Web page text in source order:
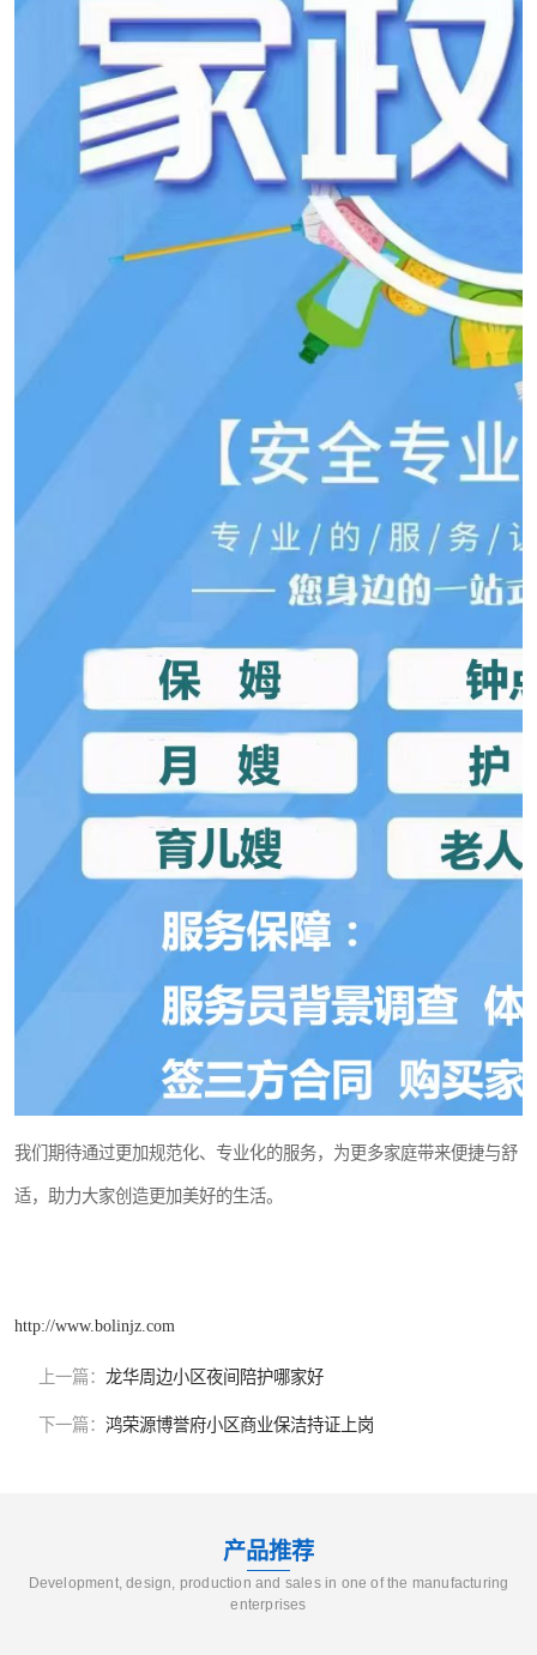
我们期待通过更加规范化、专业化的服务，为更多家庭带来便捷与舒
适，助力大家创造更加美好的生活。
http://www.bolinjz.com
上一篇： 龙华周边小区夜间陪护哪家好
下一篇： 鸿荣源博誉府小区商业保洁持证上岗
产品推荐
Development, design, production and sales in one of the manufacturing
enterprises